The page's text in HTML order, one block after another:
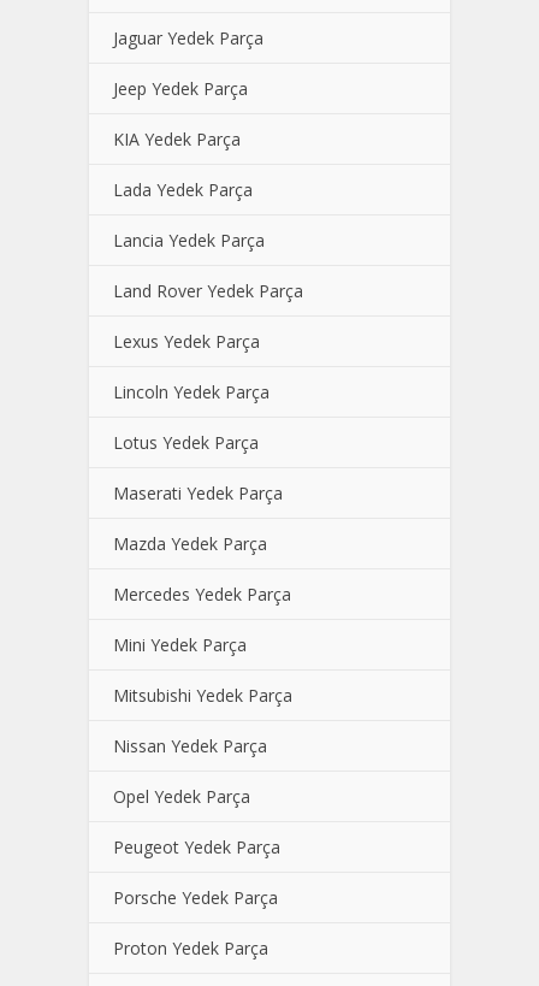
Jaguar Yedek Parça
Jeep Yedek Parça
KIA Yedek Parça
Lada Yedek Parça
Lancia Yedek Parça
Land Rover Yedek Parça
Lexus Yedek Parça
Lincoln Yedek Parça
Lotus Yedek Parça
Maserati Yedek Parça
Mazda Yedek Parça
Mercedes Yedek Parça
Mini Yedek Parça
Mitsubishi Yedek Parça
Nissan Yedek Parça
Opel Yedek Parça
Peugeot Yedek Parça
Porsche Yedek Parça
Proton Yedek Parça